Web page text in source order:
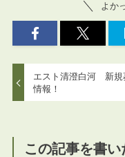
よか
エスト清澄白河 新規
情報！
この記事を書い